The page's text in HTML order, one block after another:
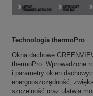
Technologia thermoPro
Okna dachowe
thermoPro. Wprowadzone
i parametry okien
energooszczędność,
szczelność oraz ułatwia